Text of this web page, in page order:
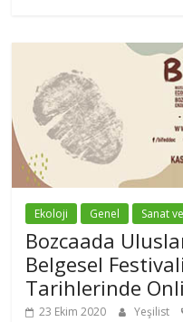
Ekoloji Genel Sanat
Bozcaada
Belgesel
Tarihlerinde
23 Ekim 2020 Yeşilist